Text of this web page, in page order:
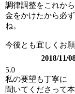
調律調整をこれか
金をかけたから必
ね。
今後とも宜しくお願
2018/11/
5.0
私の要望も丁寧に
聞いてくださって